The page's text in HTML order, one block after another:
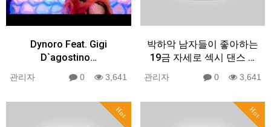
Dynoro Feat. Gigi
D`agostino…
관리자 0 3,641
박하악 남자들이 좋아하는
19금 자세로 섹시 댄스 …
관리자 0 3,641
Hot Hot